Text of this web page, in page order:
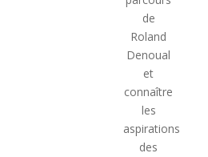
de
Roland
Denoual
et
connaître
les
aspirations
des